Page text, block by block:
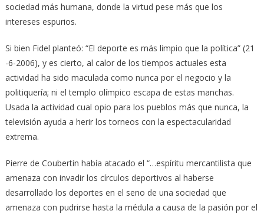
sociedad más humana, donde la virtud pese más que los
intereses espurios.
Si bien Fidel planteó: “El deporte es más limpio que la política” (21
-6-2006), y es cierto, al calor de los tiempos actuales esta
actividad ha sido maculada como nunca por el negocio y la
politiquería; ni el templo olímpico escapa de estas manchas.
Usada la actividad cual opio para los pueblos más que nunca, la
televisión ayuda a herir los torneos con la espectacularidad
extrema.
Pierre de Coubertin había atacado el “…espíritu mercantilista que
amenaza con invadir los círculos deportivos al haberse
desarrollado los deportes en el seno de una sociedad que
amenaza con pudrirse hasta la médula a causa de la pasión por el